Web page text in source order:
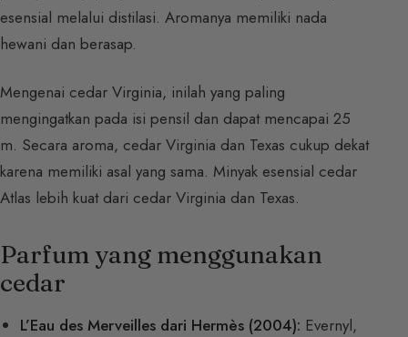
esensial melalui distilasi. Aromanya memiliki nada
hewani dan berasap.
Mengenai cedar Virginia, inilah yang paling
mengingatkan pada isi pensil dan dapat mencapai 25
m. Secara aroma, cedar Virginia dan Texas cukup dekat
karena memiliki asal yang sama. Minyak esensial cedar
Atlas lebih kuat dari cedar Virginia dan Texas.
Parfum yang menggunakan
cedar
L’Eau des Merveilles dari Hermès (2004): Evernyl,